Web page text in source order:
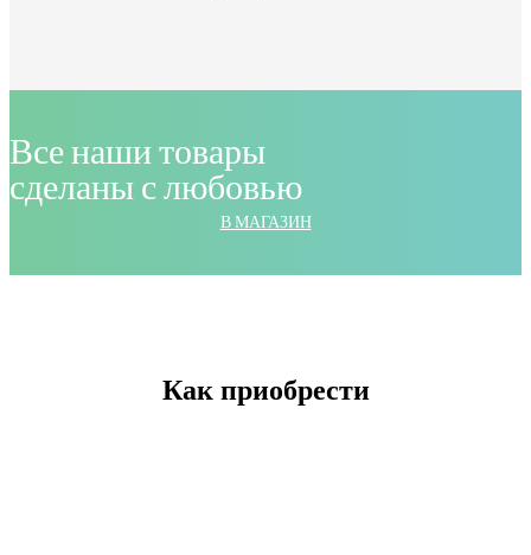
Все наши товары
сделаны с любовью
В МАГАЗИН
Как приобрести